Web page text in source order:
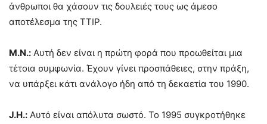
άνθρωποι θα χάσουν τις δουλειές τους ως άμεσο
αποτέλεσμα της TTIP.
Μ.Ν.: Αυτή δεν είναι η πρώτη φορά που προωθείται μια
τέτοια συμφωνία. Έχουν γίνει προσπάθειες, στην πράξη,
να υπάρξει κάτι ανάλογο ήδη από τη δεκαετία του 1990.
J.H.: Αυτό είναι απόλυτα σωστό. Το 1995 συγκροτήθηκε